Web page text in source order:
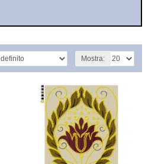
Mostra: